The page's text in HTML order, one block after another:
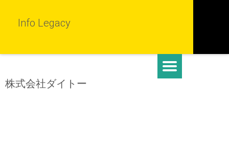
Info Legacy
株式会社ダイトー